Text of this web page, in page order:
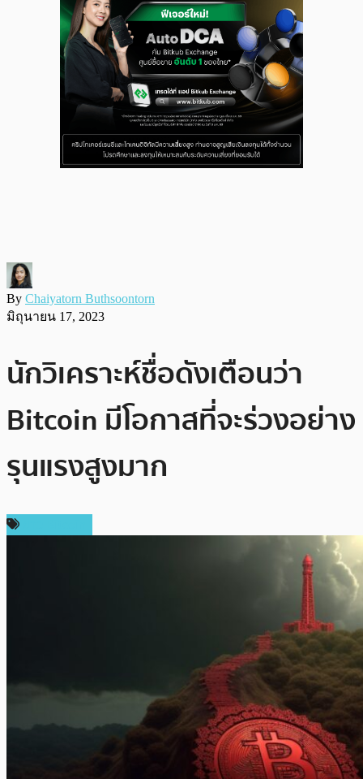
By Chaiyatorn Buthsoontorn
มิถุนายน 17, 2023
นักวิเคราะห์ชื่อดังเตือนว่า
Bitcoin มีโอกาสที่จะร่วงอย่าง
รุนแรงสูงมาก